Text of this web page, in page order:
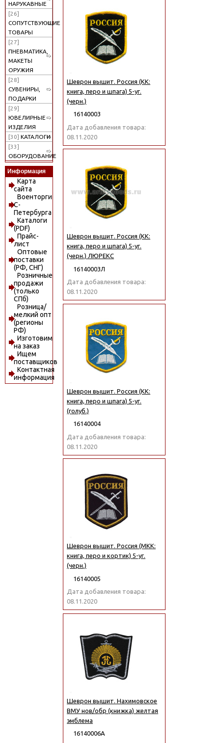
НАРУКАВНЫЕ
[26]
СОПУТСТВУЮЩИЕ
ТОВАРЫ
[27]
ПНЕВМАТИКА,
МАКЕТЫ
ОРУЖИЯ
[28]
СУВЕНИРЫ,
ПОДАРКИ
[29]
ЮВЕЛИРНЫЕ
ИЗДЕЛИЯ
[30] КАТАЛОГИ
[33]
ОБОРУДОВАНИЕ
Информация
Карта
сайта
Военторги
С-
Петербурга
Каталоги
(PDF)
Прайс-
лист
Оптовые
поставки
(РФ, СНГ)
Розничные
продажи
(только
СПб)
Розница/
мелкий опт
(регионы
РФ)
Изготовим
на заказ
Ищем
поставщиков
Контактная
информация
Шеврон вышит. Россия (КК:
книга, перо и шпага) 5-уг.
(черн.)
16140003
Дата добавления товара:
08.11.2020
Шеврон вышит. Россия (КК:
книга, перо и шпага) 5-уг.
(черн.) ЛЮРЕКС
16140003Л
Дата добавления товара:
08.11.2020
Шеврон вышит. Россия (КК:
книга, перо и шпага) 5-уг.
(голуб.)
16140004
Дата добавления товара:
08.11.2020
Шеврон вышит. Россия (МКК:
книга, перо и кортик) 5-уг.
(черн.)
16140005
Дата добавления товара:
08.11.2020
Шеврон вышит. Нахимовское
ВМУ нов/обр (книжка) желтая
эмблема
16140006А